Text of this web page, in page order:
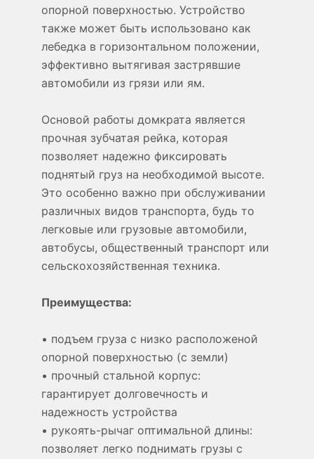
опорной поверхностью. Устройство
также может быть использовано как
лебедка в горизонтальном положении,
эффективно вытягивая застрявшие
автомобили из грязи или ям.
Основой работы домкрата является
прочная зубчатая рейка, которая
позволяет надежно фиксировать
поднятый груз на необходимой высоте.
Это особенно важно при обслуживании
различных видов транспорта, будь то
легковые или грузовые автомобили,
автобусы, общественный транспорт или
сельскохозяйственная техника.
Преимущества:
• подъем груза с низко расположеной
опорной поверхностью (с земли)
• прочный стальной корпус:
гарантирует долговечность и
надежность устройства
• рукоять-рычаг оптимальной длины:
позволяет легко поднимать грузы с